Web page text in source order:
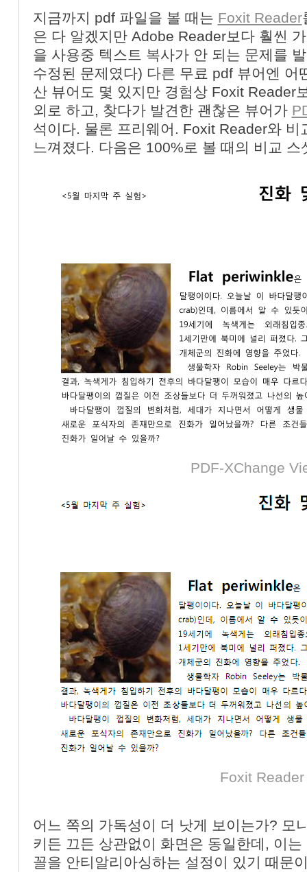
지금까지 pdf 파일을 볼 때는 Foxit Reader
은 다 알겠지만 Adobe Reader보다 훨씬
을 사용중 텍스트 복사가 안 되는 문제를
수정된 문제였다) 다른 무료 pdf 뷰어엔 어
산 뷰어도 몇 있지만 경험상 Foxit Reader
외로 하고, 찾다가 발견한 괜찮은 뷰어가
석이다. 물론 프리웨어. Foxit Reader와 비
느껴졌다. 다음은 100%로 볼 때의 비교 스
PDF-XChange
Foxit Reader
어느 쪽의 가독성이 더 낫게 보이는가? 모
키든 끄든 상관없이 화면은 동일한데, 이
꼴을 안티알리아싱하는 설정이 있기 때문